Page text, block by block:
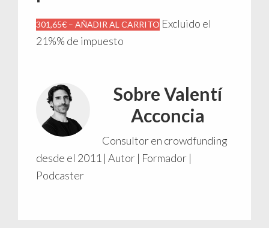
301,65€ – AÑADIR AL CARRITO Excluido el
21%% de impuesto
SobreValentí
Acconcia
Consultor en crowdfunding
desde el 2011 | Autor | Formador |
Podcaster